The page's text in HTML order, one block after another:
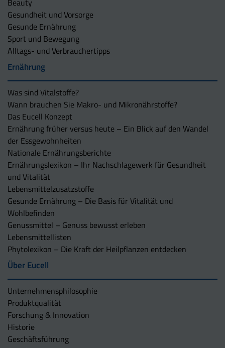
Beauty
Gesundheit und Vorsorge
Gesunde Ernährung
Sport und Bewegung
Alltags- und Verbrauchertipps
Ernährung
Was sind Vitalstoffe?
Wann brauchen Sie Makro- und Mikronährstoffe?
Das Eucell Konzept
Ernährung früher versus heute – Ein Blick auf den Wandel
der Essgewohnheiten
Nationale Ernährungsberichte
Ernährungslexikon – Ihr Nachschlagewerk für Gesundheit
und Vitalität
Lebensmittelzusatzstoffe
Gesunde Ernährung – Die Basis für Vitalität und
Wohlbefinden
Genussmittel – Genuss bewusst erleben
Lebensmittellisten
Phytolexikon – Die Kraft der Heilpflanzen entdecken
Über Eucell
Unternehmens­philosophie
Produktqualität
Forschung & Innovation
Historie
Geschäftsführung